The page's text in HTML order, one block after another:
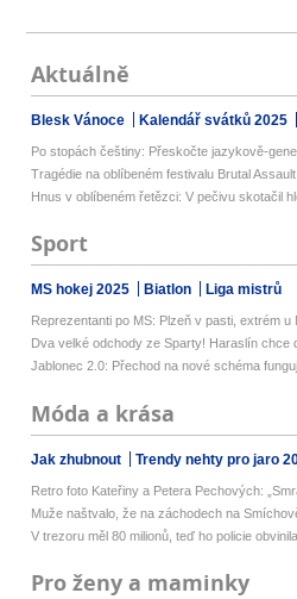
Aktuálně
Blesk Vánoce Kalendář svátků 2025
Po stopách češtiny: Přeskočte jazykově-
Tragédie na oblíbeném festivalu Brutal
Hnus v oblíbeném řetězci: V pečivu skotačil
Sport
MS hokej 2025 Biatlon Liga mistrů
Reprezentanti po MS: Plzeň v pasti, extrém u
Dva velké odchody ze Sparty! Haraslín chce
Jablonec 2.0: Přechod na nové schéma
Móda a krása
Jak zhubnout Trendy nehty pro jaro
Retro foto Kateřiny a Petera Pechových:
Muže naštvalo, že na záchodech na
V trezoru měl 80 milionů, teď ho policie
Pro ženy a maminky